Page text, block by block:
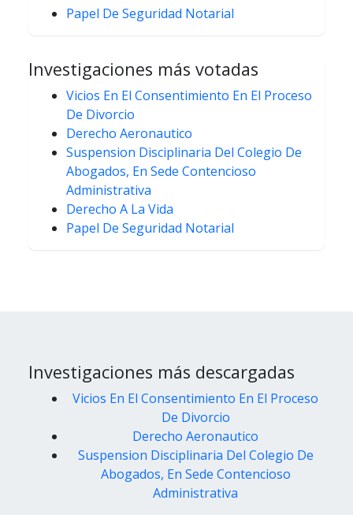
Papel De Seguridad Notarial
Investigaciones más votadas
Vicios En El Consentimiento En El Proceso
De Divorcio
Derecho Aeronautico
Suspension Disciplinaria Del Colegio De
Abogados, En Sede Contencioso
Administrativa
Derecho A La Vida
Papel De Seguridad Notarial
Investigaciones más descargadas
Vicios En El Consentimiento En El Proceso
De Divorcio
Derecho Aeronautico
Suspension Disciplinaria Del Colegio De
Abogados, En Sede Contencioso
Administrativa